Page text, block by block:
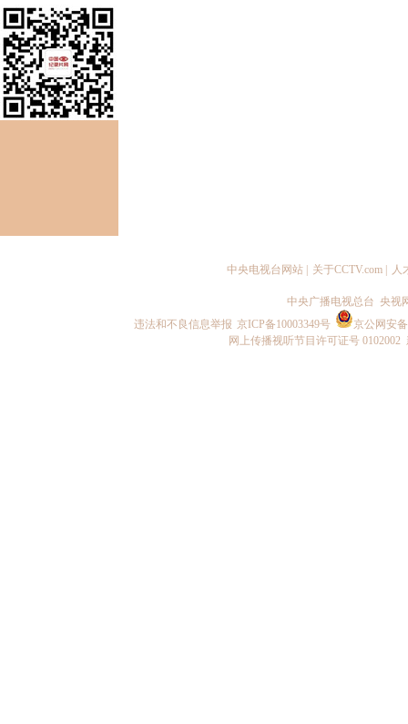
中央电视台网站 关于CCTV.com 人
中央广播电视总台 央视
违法和不良信息举报 京ICP备10003349号
京公网安备
网上传播视听节目许可证号 0102002